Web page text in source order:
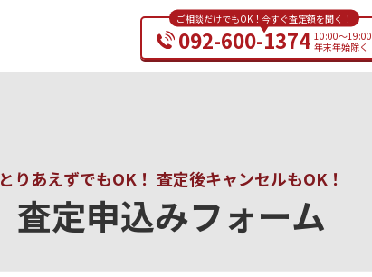
ご相談だけでもOK！今すぐ査定額を聞く！
092-600-1374 10:00～19:00
年末年始除く
とりあえずでもOK！ 査定後キャンセルもOK！
査定申込みフォーム